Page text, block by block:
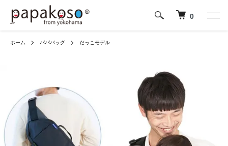
0
ホーム パパバッグ だっこモデル